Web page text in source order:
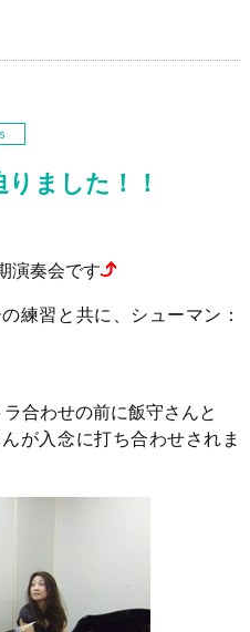
ました！！
演奏会です
練習と共に、シューマン：
合わせの前に飯守さんと
が入念に打ち合わせされま